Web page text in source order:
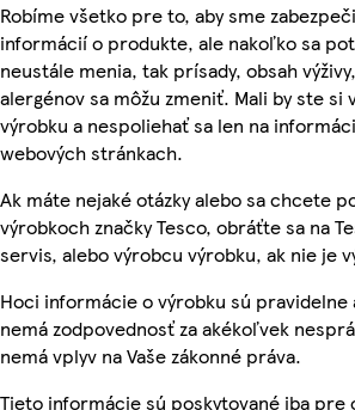
Robíme všetko pre to, aby sme
informácií o produkte, ale nakoľko sa
neustále menia, tak prísady, obsah
alergénov sa môžu zmeniť. Mali by ste
výrobku a nespoliehať sa len na
webových stránkach.
Ak máte nejaké otázky alebo sa chcete
výrobkoch značky Tesco, obráťte sa na
servis, alebo výrobcu výrobku, ak nie je
Hoci informácie o výrobku sú pravidelne
nemá zodpovednosť za akékoľvek
nemá vplyv na Vaše zákonné práva.
Tieto informácie sú poskytované iba pre